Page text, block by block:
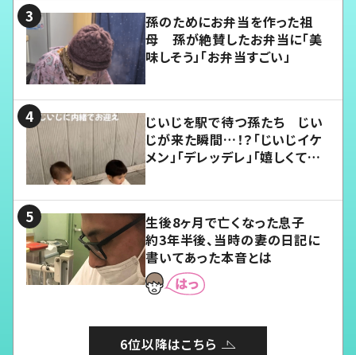
孫のためにお弁当を作った祖
母 孫が絶賛したお弁当に「美
味しそう」「お弁当すごい」
じいじを駅で待つ孫たち じい
じが来た瞬間…！？「じいじイケ
メン」「デレッデレ」「嬉しくて可
生後8ヶ月で亡くなった息子
約3年半後、当時の妻の日記に
書いてあった本音とは
6位以降はこちら